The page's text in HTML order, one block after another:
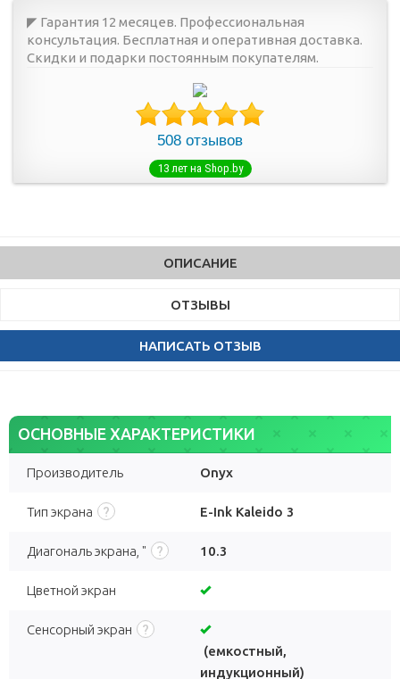
◤ Гарантия 12 месяцев. Профессиональная
консультация. Бесплатная и оперативная доставка.
Скидки и подарки постоянным покупателям.
508 отзывов
13 лет на Shop.by
ОПИСАНИЕ
ОТЗЫВЫ
НАПИСАТЬ ОТЗЫВ
ОСНОВНЫЕ ХАРАКТЕРИСТИКИ
Производитель Onyx
Тип экрана E-Ink Kaleido 3
Диагональ экрана, " 10.3
Цветной экран
Сенсорный экран
(емкостный,
индукционный)